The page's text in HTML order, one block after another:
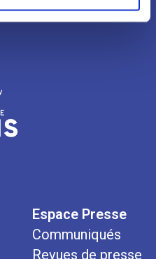
Espace Presse
Communiqués
Revues de presse